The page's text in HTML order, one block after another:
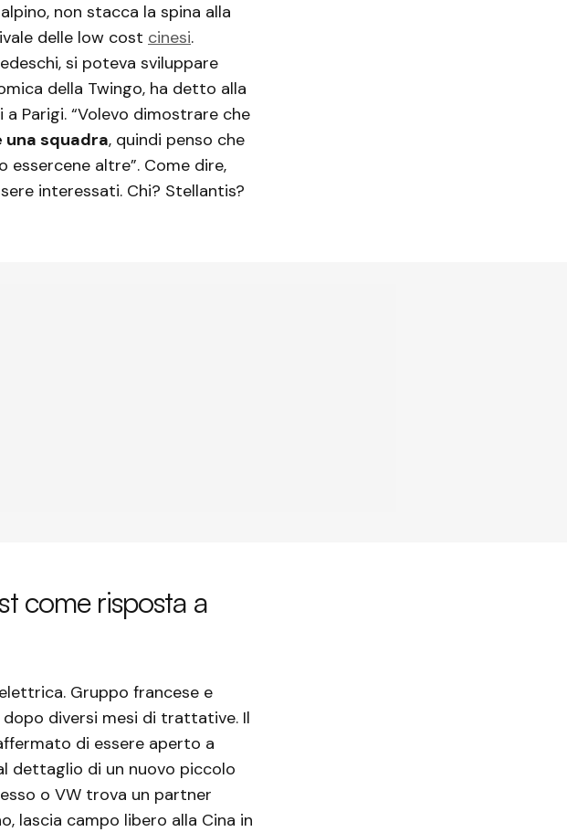
non stacca la spina alla
delle low cost cinesi.
si poteva sviluppare
della Twingo, ha detto alla
Parigi. “Volevo dimostrare che
una squadra, quindi penso che
altre”. Come dire,
interessati. Chi? Stellantis?
come risposta a
Gruppo francese e
diversi mesi di trattative. Il
di essere aperto a
dettaglio di un nuovo piccolo
o VW trova un partner
lascia campo libero alla Cina in